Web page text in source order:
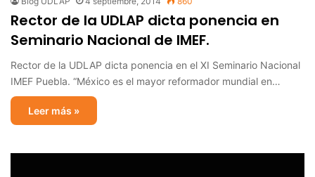
Rector de la UDLAP dicta ponencia en
Seminario Nacional de IMEF.
Rector de la UDLAP dicta ponencia en el XI Seminario Nacional
IMEF Puebla. “México es el mayor reformador mundial en…
Leer más »